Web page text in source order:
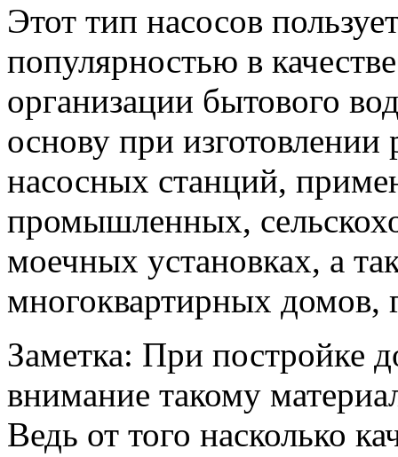
Этот тип насосов
популярностью в
организации бытового
основу при
насосных станций,
промышленных,
моечных установках, а
многоквартирных домов,
Заметка: При постройке
внимание такому
Ведь от того насколько